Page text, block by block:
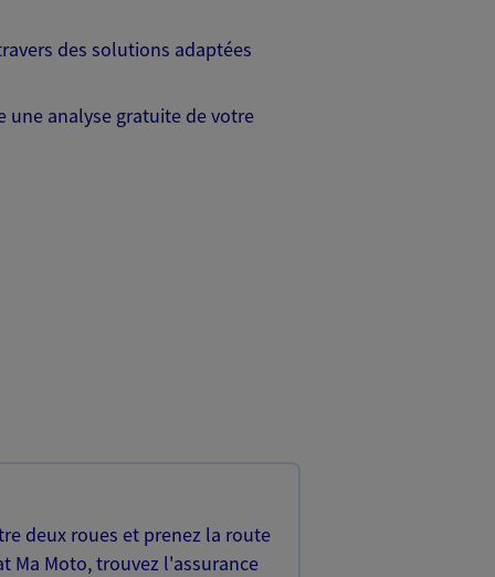
des solutions adaptées
une analyse gratuite de votre
deux roues et prenez la route
Ma Moto, trouvez l'assurance